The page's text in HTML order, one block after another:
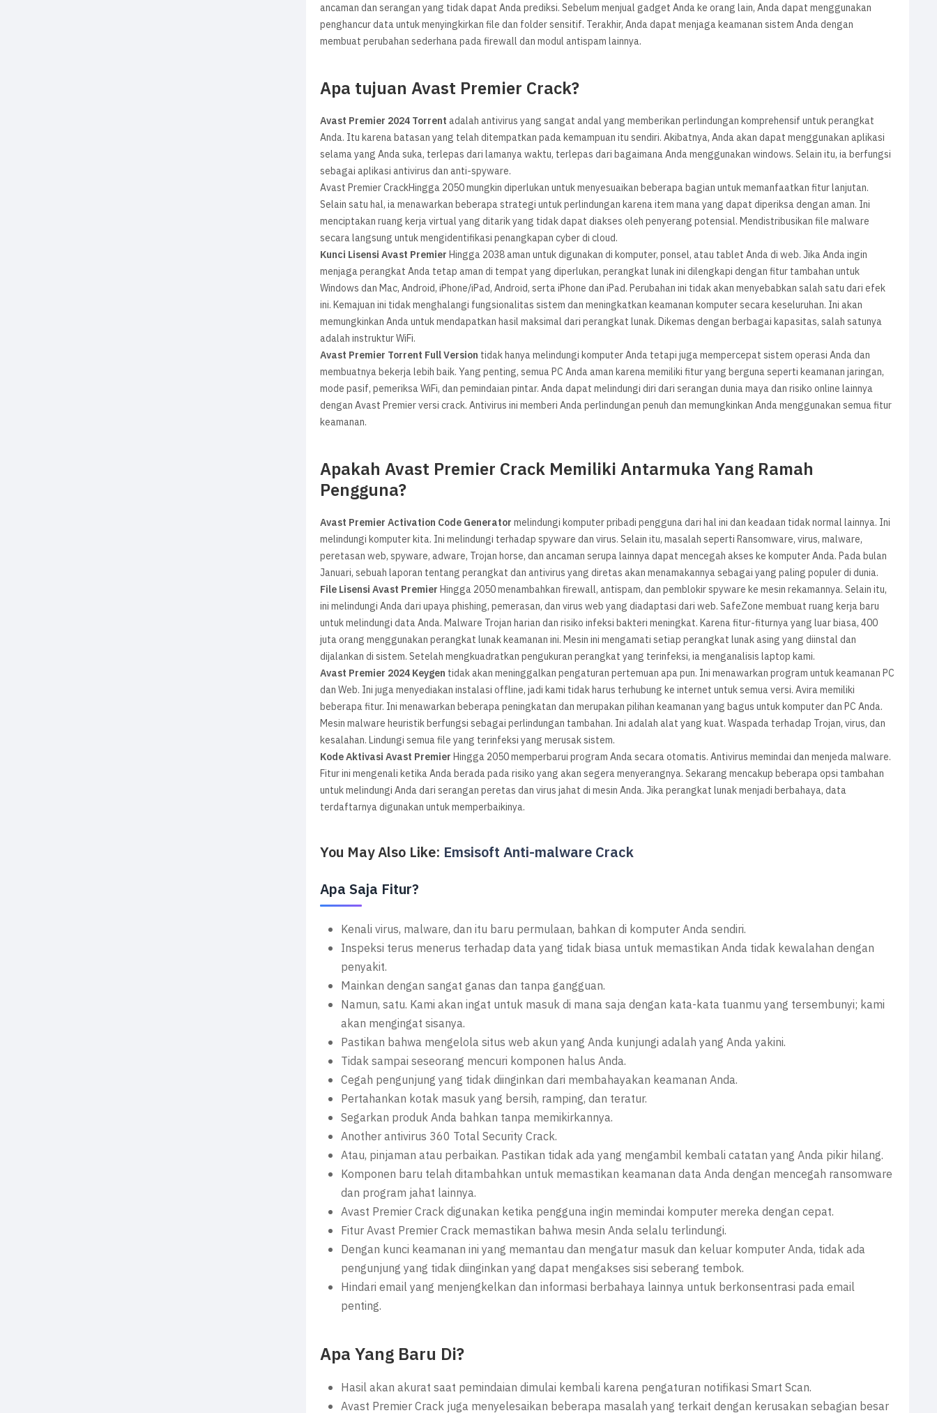
ancaman dan serangan yang tidak dapat Anda prediksi. Sebelum menjual gadget Anda ke orang lain, Anda dapat menggunakan
penghancur data untuk menyingkirkan file dan folder sensitif. Terakhir, Anda dapat menjaga keamanan sistem Anda dengan
membuat perubahan sederhana pada firewall dan modul antispam lainnya.
Apa tujuan Avast Premier Crack?
Avast Premier 2024 Torrentadalah antivirus yang sangat andal yang memberikan perlindungan komprehensif untuk perangkat
Anda. Itu karena batasan yang telah ditempatkan pada kemampuan itu sendiri. Akibatnya, Anda akan dapat menggunakan aplikasi
selama yang Anda suka, terlepas dari lamanya waktu, terlepas dari bagaimana Anda menggunakan windows. Selain itu, ia berfungsi
sebagai aplikasi antivirus dan anti-spyware.
Avast Premier CrackHingga 2050 mungkin diperlukan untuk menyesuaikan beberapa bagian untuk memanfaatkan fitur lanjutan.
Selain satu hal, ia menawarkan beberapa strategi untuk perlindungan karena item mana yang dapat diperiksa dengan aman. Ini
menciptakan ruang kerja virtual yang ditarik yang tidak dapat diakses oleh penyerang potensial. Mendistribusikan file malware
secara langsung untuk mengidentifikasi penangkapan cyber di cloud.
Kunci Lisensi Avast PremierHingga 2038 aman untuk digunakan di komputer, ponsel, atau tablet Anda di web. Jika Anda ingin
menjaga perangkat Anda tetap aman di tempat yang diperlukan, perangkat lunak ini dilengkapi dengan fitur tambahan untuk
Windows dan Mac, Android, iPhone/iPad, Android, serta iPhone dan iPad. Perubahan ini tidak akan menyebabkan salah satu dari efek
ini. Kemajuan ini tidak menghalangi fungsionalitas sistem dan meningkatkan keamanan komputer secara keseluruhan. Ini akan
memungkinkan Anda untuk mendapatkan hasil maksimal dari perangkat lunak. Dikemas dengan berbagai kapasitas, salah satunya
adalah instruktur WiFi.
Avast Premier Torrent Full Version tidak hanya melindungi komputer Anda tetapi juga mempercepat sistem operasi Anda dan
membuatnya bekerja lebih baik. Yang penting, semua PC Anda aman karena memiliki fitur yang berguna seperti keamanan jaringan,
mode pasif, pemeriksa WiFi, dan pemindaian pintar. Anda dapat melindungi diri dari serangan dunia maya dan risiko online lainnya
dengan Avast Premier versi crack. Antivirus ini memberi Anda perlindungan penuh dan memungkinkan Anda menggunakan semua fitur
keamanan.
Apakah Avast Premier Crack Memiliki Antarmuka Yang Ramah
Pengguna?
Avast Premier Activation Code Generatormelindungi komputer pribadi pengguna dari hal ini dan keadaan tidak normal lainnya. Ini
melindungi komputer kita. Ini melindungi terhadap spyware dan virus. Selain itu, masalah seperti Ransomware, virus, malware,
peretasan web, spyware, adware, Trojan horse, dan ancaman serupa lainnya dapat mencegah akses ke komputer Anda. Pada bulan
Januari, sebuah laporan tentang perangkat dan antivirus yang diretas akan menamakannya sebagai yang paling populer di dunia.
File Lisensi Avast PremierHingga 2050 menambahkan firewall, antispam, dan pemblokir spyware ke mesin rekamannya. Selain itu,
ini melindungi Anda dari upaya phishing, pemerasan, dan virus web yang diadaptasi dari web. SafeZone membuat ruang kerja baru
untuk melindungi data Anda. Malware Trojan harian dan risiko infeksi bakteri meningkat. Karena fitur-fiturnya yang luar biasa, 400
juta orang menggunakan perangkat lunak keamanan ini. Mesin ini mengamati setiap perangkat lunak asing yang diinstal dan
dijalankan di sistem. Setelah mengkuadratkan pengukuran perangkat yang terinfeksi, ia menganalisis laptop kami.
Avast Premier 2024 Keygen tidak akan meninggalkan pengaturan pertemuan apa pun. Ini menawarkan program untuk keamanan PC
dan Web. Ini juga menyediakan instalasi offline, jadi kami tidak harus terhubung ke internet untuk semua versi. Avira memiliki
beberapa fitur. Ini menawarkan beberapa peningkatan dan merupakan pilihan keamanan yang bagus untuk komputer dan PC Anda.
Mesin malware heuristik berfungsi sebagai perlindungan tambahan. Ini adalah alat yang kuat. Waspada terhadap Trojan, virus, dan
kesalahan. Lindungi semua file yang terinfeksi yang merusak sistem.
Kode Aktivasi Avast PremierHingga 2050 memperbarui program Anda secara otomatis. Antivirus memindai dan menjeda malware.
Fitur ini mengenali ketika Anda berada pada risiko yang akan segera menyerangnya. Sekarang mencakup beberapa opsi tambahan
untuk melindungi Anda dari serangan peretas dan virus jahat di mesin Anda. Jika perangkat lunak menjadi berbahaya, data
terdaftarnya digunakan untuk memperbaikinya.
You May Also Like: Emsisoft Anti-malware Crack
Apa Saja Fitur?
Kenali virus, malware, dan itu baru permulaan, bahkan di komputer Anda sendiri.
Inspeksi terus menerus terhadap data yang tidak biasa untuk memastikan Anda tidak kewalahan dengan
penyakit.
Mainkan dengan sangat ganas dan tanpa gangguan.
Namun, satu. Kami akan ingat untuk masuk di mana saja dengan kata-kata tuanmu yang tersembunyi; kami
akan mengingat sisanya.
Pastikan bahwa mengelola situs web akun yang Anda kunjungi adalah yang Anda yakini.
Tidak sampai seseorang mencuri komponen halus Anda.
Cegah pengunjung yang tidak diinginkan dari membahayakan keamanan Anda.
Pertahankan kotak masuk yang bersih, ramping, dan teratur.
Segarkan produk Anda bahkan tanpa memikirkannya.
Another antivirus 360 Total Security Crack.
Atau, pinjaman atau perbaikan. Pastikan tidak ada yang mengambil kembali catatan yang Anda pikir hilang.
Komponen baru telah ditambahkan untuk memastikan keamanan data Anda dengan mencegah ransomware
dan program jahat lainnya.
Avast Premier Crack digunakan ketika pengguna ingin memindai komputer mereka dengan cepat.
Fitur Avast Premier Crack memastikan bahwa mesin Anda selalu terlindungi.
Dengan kunci keamanan ini yang memantau dan mengatur masuk dan keluar komputer Anda, tidak ada
pengunjung yang tidak diinginkan yang dapat mengakses sisi seberang tembok.
Hindari email yang menjengkelkan dan informasi berbahaya lainnya untuk berkonsentrasi pada email
penting.
Apa Yang Baru Di?
Hasil akan akurat saat pemindaian dimulai kembali karena pengaturan notifikasi Smart Scan.
Avast Premier Crack juga menyelesaikan beberapa masalah yang terkait dengan kerusakan sebagian besar